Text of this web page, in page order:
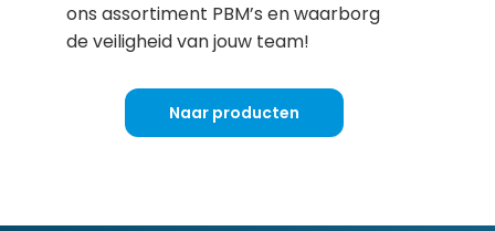
ons assortiment PBM’s en waarborg
de veiligheid van jouw team!
Naar producten